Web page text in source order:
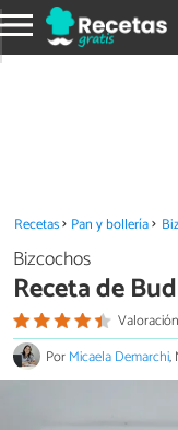
Recetas Pan y bollería
Bizcochos
Receta de
PorMicaela Demarchi,